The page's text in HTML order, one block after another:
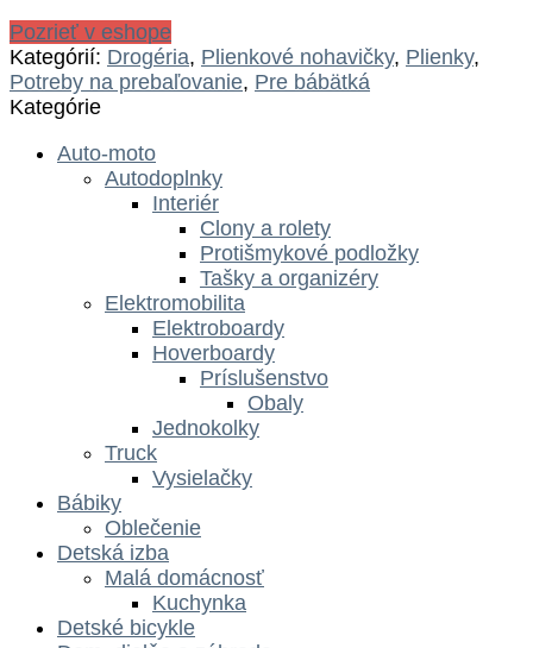
Pozrieť v eshope
Kategórií: Drogéria, Plienkové nohavičky, Plienky,
Potreby na prebaľovanie, Pre bábätká
Kategórie
Auto-moto
Autodoplnky
Interiér
Clony a rolety
Protišmykové podložky
Tašky a organizéry
Elektromobilita
Elektroboardy
Hoverboardy
Príslušenstvo
Obaly
Jednokolky
Truck
Vysielačky
Bábiky
Oblečenie
Detská izba
Malá domácnosť
Kuchynka
Detské bicykle